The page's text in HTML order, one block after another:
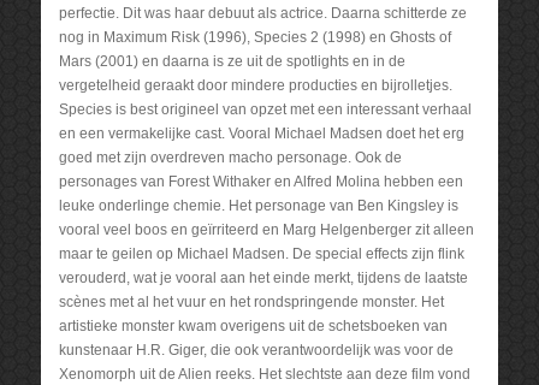
perfectie. Dit was haar debuut als actrice. Daarna schitterde ze
nog in Maximum Risk (1996), Species 2 (1998) en Ghosts of
Mars (2001) en daarna is ze uit de spotlights en in de
vergetelheid geraakt door mindere producties en bijrolletjes.
Species is best origineel van opzet met een interessant verhaal
en een vermakelijke cast. Vooral Michael Madsen doet het erg
goed met zijn overdreven macho personage. Ook de
personages van Forest Withaker en Alfred Molina hebben een
leuke onderlinge chemie. Het personage van Ben Kingsley is
vooral veel boos en geïrriteerd en Marg Helgenberger zit alleen
maar te geilen op Michael Madsen. De special effects zijn flink
verouderd, wat je vooral aan het einde merkt, tijdens de laatste
scènes met al het vuur en het rondspringende monster. Het
artistieke monster kwam overigens uit de schetsboeken van
kunstenaar H.R. Giger, die ook verantwoordelijk was voor de
Xenomorph uit de Alien reeks. Het slechtste aan deze film vond